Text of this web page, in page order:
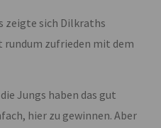
zeigte sich Dilkraths
rundum zufrieden mit dem
Jungs haben das gut
hier zu gewinnen. Aber